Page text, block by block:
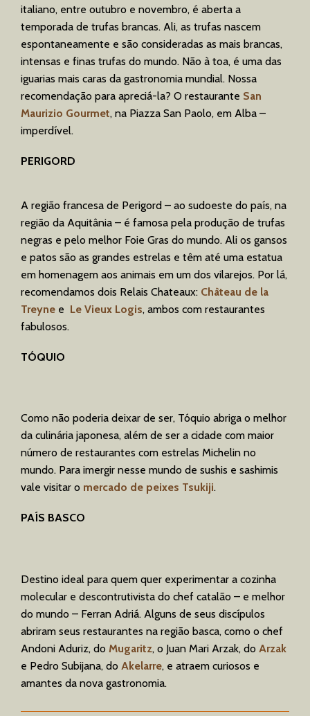
italiano, entre outubro e novembro, é aberta a
temporada de trufas brancas. Ali, as trufas nascem
espontaneamente e são consideradas as mais brancas,
intensas e finas trufas do mundo. Não à toa, é uma das
iguarias mais caras da gastronomia mundial. Nossa
recomendação para apreciá-la? O restaurante San
Maurizio Gourmet, na Piazza San Paolo, em Alba –
imperdível.
PERIGORD
A região francesa de Perigord – ao sudoeste do país, na
região da Aquitânia – é famosa pela produção de trufas
negras e pelo melhor Foie Gras do mundo. Ali os gansos
e patos são as grandes estrelas e têm até uma estatua
em homenagem aos animais em um dos vilarejos. Por lá,
recomendamos dois Relais Chateaux: Château de la
Treyne e Le Vieux Logis, ambos com restaurantes
fabulosos.
TÓQUIO
Como não poderia deixar de ser, Tóquio abriga o melhor
da culinária japonesa, além de ser a cidade com maior
número de restaurantes com estrelas Michelin no
mundo. Para imergir nesse mundo de sushis e sashimis
vale visitar o mercado de peixes Tsukiji.
PAÍS BASCO
Destino ideal para quem quer experimentar a cozinha
molecular e descontrutivista do chef catalão – e melhor
do mundo – Ferran Adriá. Alguns de seus discípulos
abriram seus restaurantes na região basca, como o chef
Andoni Aduriz, do Mugaritz, o Juan Mari Arzak, do Arzak
e Pedro Subijana, do Akelarre, e atraem curiosos e
amantes da nova gastronomia.